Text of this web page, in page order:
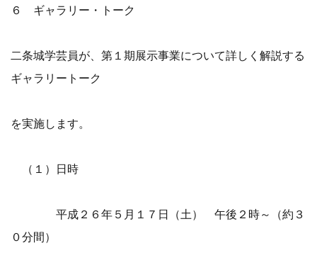
６ ギャラリー・トーク
二条城学芸員が、第１期展示事業について詳しく解説する
ギャラリートーク
を実施します。
（１）日時
平成２６年５月１７日（土） 午後２時～（約３
０分間）